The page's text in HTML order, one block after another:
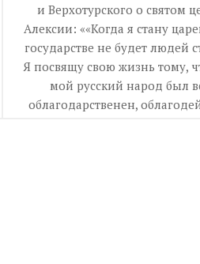
и Верхотурского о святом
Алексии: ««Когда я стану
государстве не будет людей
Я посвящу свою жизнь тому,
мой русский народ был
облагодарственен,